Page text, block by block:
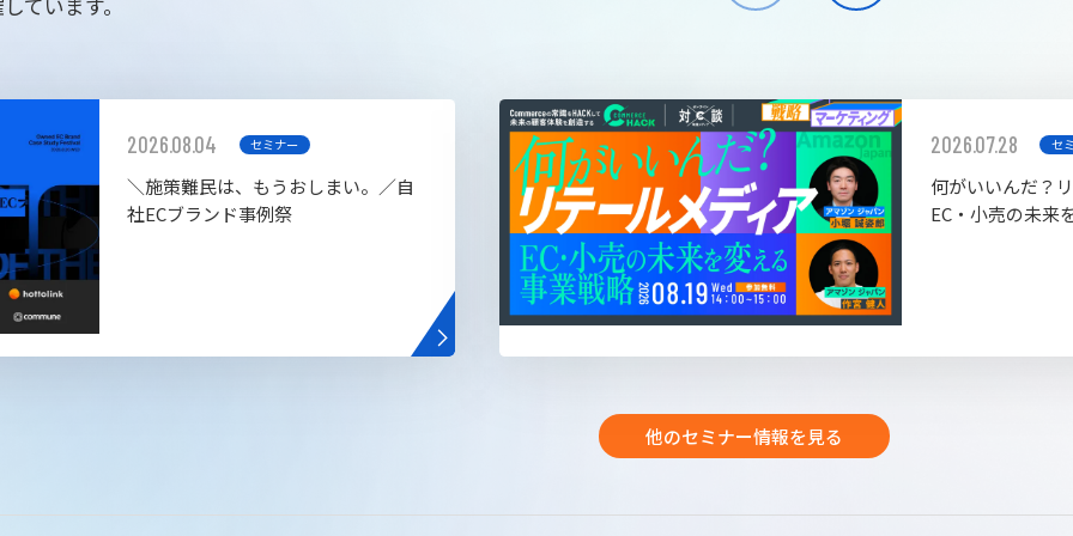
ています。
2026.08.04 セミナー
＼施策難民は、もうおしまい。／自
社ECブランド事例祭
2026.07.28 セ
何がいいんだ？
EC・小売の未来
他のセミナー情報を見る